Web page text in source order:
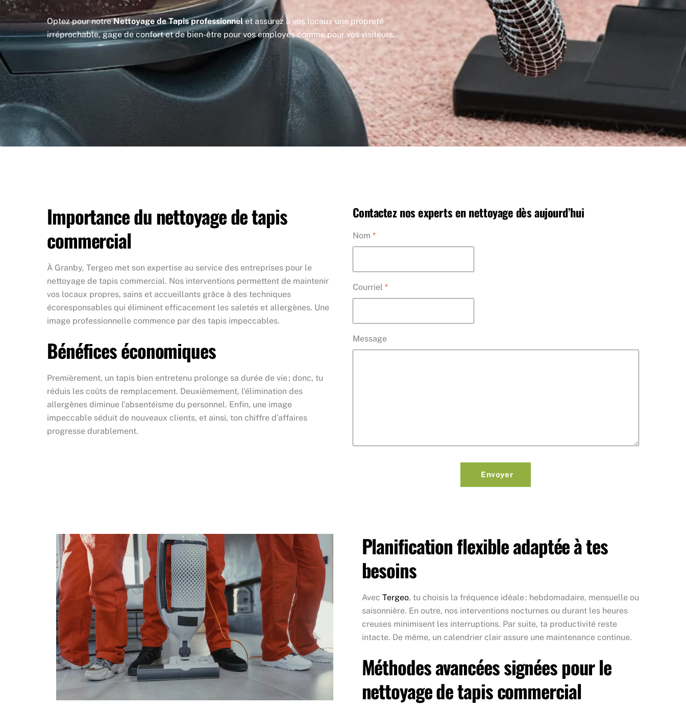
Optez pour notreNettoyage de Tapis professionnelet assurez à vos locaux une propreté
irréprochable, gage de confort et de bien-être pour vos employés comme pour vos visiteurs.
Importance du nettoyage de tapis
commercial
À Granby, Tergeo met son expertise au service des entreprises pour le
nettoyage de tapis commercial. Nos interventions permettent de maintenir
vos locaux propres, sains et accueillants grâce à des techniques
écoresponsables qui éliminent efficacement les saletés et allergènes. Une
image professionnelle commence par des tapis impeccables.
Bénéfices économiques
Premièrement, un tapis bien entretenu prolonge sa durée de vie ; donc, tu
réduis les coûts de remplacement. Deuxièmement, l’élimination des
allergènes diminue l’absentéisme du personnel. Enfin, une image
impeccable séduit de nouveaux clients, et ainsi, ton chiffre d’affaires
progresse durablement.
Contactez nos experts en nettoyage dès aujourd’hui
Nom *
Courriel *
Message
Envoyer
Planification flexible adaptée à tes
besoins
Avec Tergeo, tu choisis la fréquence idéale : hebdomadaire, mensuelle ou
saisonnière. En outre, nos interventions nocturnes ou durant les heures
creuses minimisent les interruptions. Par suite, ta productivité reste
intacte. De même, un calendrier clair assure une maintenance continue.
Méthodes avancées signées pour le
nettoyage de tapis commercial